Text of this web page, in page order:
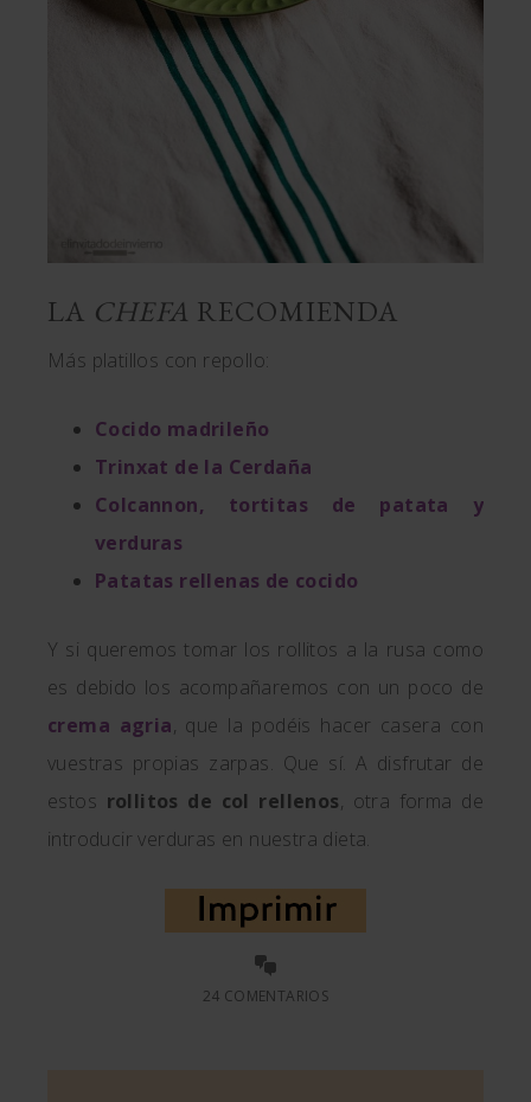
LA CHEFA RECOMIENDA
Más platillos con repollo:
Cocido madrileño
Trinxat de la Cerdaña
Colcannon, tortitas de patata y
verduras
Patatas rellenas de cocido
Y si queremos tomar los rollitos a la rusa como
es debido los acompañaremos con un poco de
crema agria, que la podéis hacer casera con
vuestras propias zarpas. Que sí. A disfrutar de
estos rollitos de col rellenos, otra forma de
introducir verduras en nuestra dieta.
24 COMENTARIOS